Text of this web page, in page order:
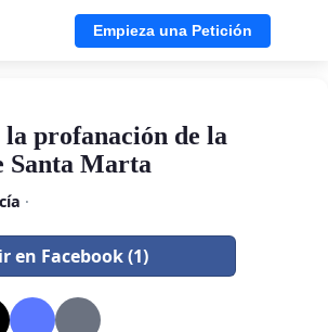
Empieza una Petición
la profanación de la
Santa Marta
·
en Facebook (1)